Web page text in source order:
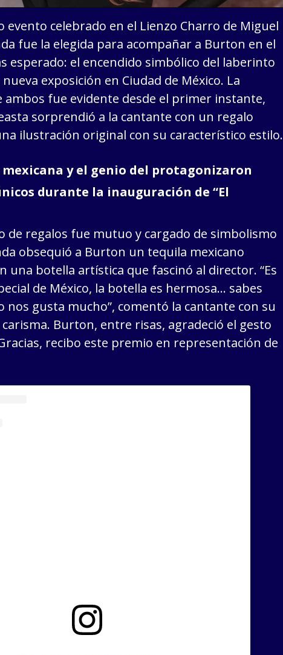
evento celebrado en el Lienzo Charro de Miguel
fue la elegida para acompañar a Burton en el
esperado: el encendido simbólico del laberinto
exposición en Ciudad de México. La
ambos fue evidente desde el primer instante,
sorprendió a la cantante con un regalo
ilustración original con su característico estilo.
y el genio del protagonizaron
durante la inauguración de “El
de regalos fue mutuo y cargado de simbolismo
obsequió a Burton un tequila mexicano
una botella artística que fascinó al director. “Es
de México, la botella es hermosa… sabes
nos gusta mucho”, comentó la cantante con su
Burton, entre risas, agradeció el gesto
recibo este premio en representación de